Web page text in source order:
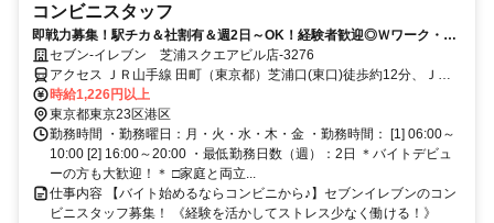
コンビニスタッフ
即戦力募集！駅チカ＆社割有＆週2日～OK！経験者歓迎◎Ｗワーク・副
業・扶養内OK！＜面接時、履歴書不要＞
セブン‐イレブン 芝浦スクエアビル店-3276
アクセス ＪＲ山手線 田町（東京都）芝浦口(東口)徒歩約12分、ＪＲ
京浜東北線 田町（東京都）芝浦口(東口)徒歩約12分、京急本線 泉岳
寺A4口徒歩約11分 田町駅より徒歩10分
時給1,226円以上
東京都東京23区港区
勤務時間 ・勤務曜日：月・火・水・木・金 ・勤務時間： [1] 06:00～
10:00 [2] 16:00～20:00 ・最低勤務日数（週）：2日 ＊バイトデビュ
ーの方も大歓迎！＊ □家庭と両立...
仕事内容 【バイト始めるならコンビニから♪】セブンイレブンのコン
ビニスタッフ募集！ 《経験を活かしてストレス少なく働ける！》